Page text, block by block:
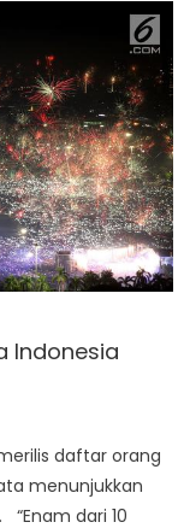
Indonesia
daftar orang
menunjukkan
dari 10